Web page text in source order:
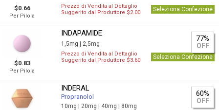
$0.66
Per Pilola
Prezzo di Vendita al Dettaglio
Suggerito dal Produttore $2.00
Seleziona Confezione
$0.83
Per Pilola
INDAPAMIDE
1,5mg | 2,5mg
77%
OFF
Prezzo di Vendita al Dettaglio
Suggerito dal Produttore $3.60
Seleziona Confezione
INDERAL
Propranolol
10mg | 20mg | 40mg | 80mg
60%
OFF